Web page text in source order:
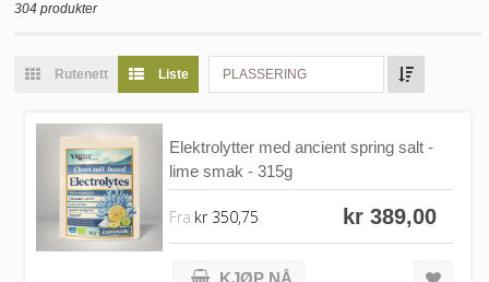
304 produkter
Rutenett Liste PLASSERING
Elektrolytter med ancient spring salt -
lime smak - 315g
kr 389,00
Fra kr 350,75
KJØP NÅ